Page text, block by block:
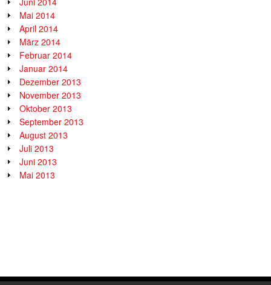
Mai 2014
April 2014
März 2014
Februar 2014
Januar 2014
Dezember 2013
November 2013
Oktober 2013
September 2013
August 2013
Juli 2013
Juni 2013
Mai 2013